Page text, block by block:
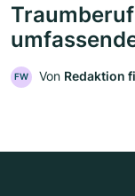
FW Von Redaktion